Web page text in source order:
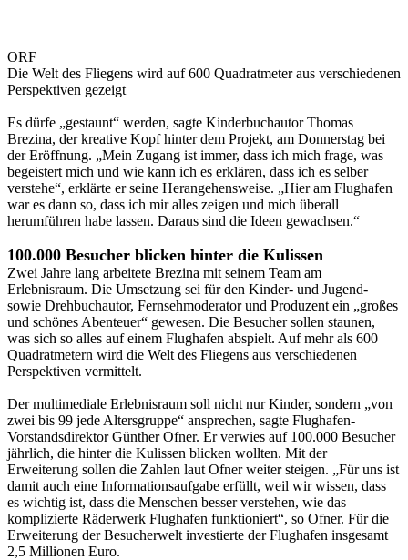
ORF
Die Welt des Fliegens wird auf 600 Quadratmeter aus verschiedenen
Perspektiven gezeigt
Es dürfe „gestaunt“ werden, sagte Kinderbuchautor Thomas
Brezina, der kreative Kopf hinter dem Projekt, am Donnerstag bei
der Eröffnung. „Mein Zugang ist immer, dass ich mich frage, was
begeistert mich und wie kann ich es erklären, dass ich es selber
verstehe“, erklärte er seine Herangehensweise. „Hier am Flughafen
war es dann so, dass ich mir alles zeigen und mich überall
herumführen habe lassen. Daraus sind die Ideen gewachsen.“
100.000 Besucher blicken hinter die Kulissen
Zwei Jahre lang arbeitete Brezina mit seinem Team am
Erlebnisraum. Die Umsetzung sei für den Kinder- und Jugend-
sowie Drehbuchautor, Fernsehmoderator und Produzent ein „großes
und schönes Abenteuer“ gewesen. Die Besucher sollen staunen,
was sich so alles auf einem Flughafen abspielt. Auf mehr als 600
Quadratmetern wird die Welt des Fliegens aus verschiedenen
Perspektiven vermittelt.
Der multimediale Erlebnisraum soll nicht nur Kinder, sondern „von
zwei bis 99 jede Altersgruppe“ ansprechen, sagte Flughafen-
Vorstandsdirektor Günther Ofner. Er verwies auf 100.000 Besucher
jährlich, die hinter die Kulissen blicken wollten. Mit der
Erweiterung sollen die Zahlen laut Ofner weiter steigen. „Für uns ist
damit auch eine Informationsaufgabe erfüllt, weil wir wissen, dass
es wichtig ist, dass die Menschen besser verstehen, wie das
komplizierte Räderwerk Flughafen funktioniert“, so Ofner. Für die
Erweiterung der Besucherwelt investierte der Flughafen insgesamt
2,5 Millionen Euro.